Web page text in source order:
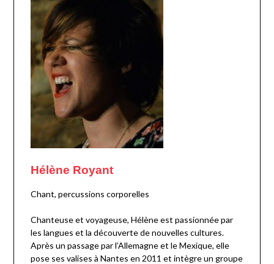
Hélène Royant
Chant, percussions corporelles
Chanteuse et voyageuse, Hélène est passionnée par
les langues et la découverte de nouvelles cultures.
Après un passage par l’Allemagne et le Mexique, elle
pose ses valises à Nantes en 2011 et intègre un groupe